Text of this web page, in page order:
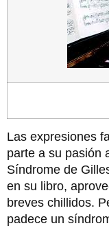
Las expresiones
parte a su pasión
Síndrome de
en su libro,
breves chillidos.
padece un